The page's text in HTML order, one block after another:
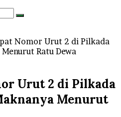
Search
Nomor Urut 2 di Pilkada
Ratu Dewa
Urut 2 di Pilkada
Menurut